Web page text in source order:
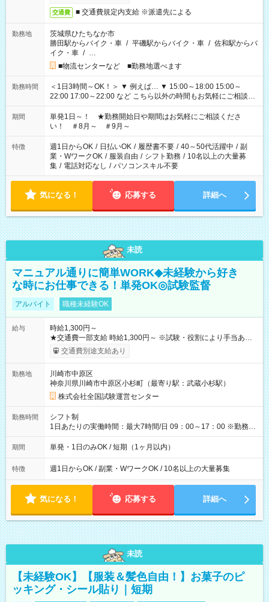
交通費 ■ 交通費規定内支給 ※派遣先による
勤務地
茨城県ひたちなか市
勝田駅からバイク・車 / 平磯駅からバイク・車 / 佐和駅からバ
イク・車 / …
■物流センターなど ■勤務地選べます
勤務時間
＜1日3時間～OK！＞ ▼ 例えば… ▼ 15:00～18:00 15:00～
22:00 17:00～22:00 など こちら以外の時間もお気軽にご相談く
ださい！
期間
単発1日～！ ★勤務開始日や期間はお気軽にご相談くださ
い！ ＃8月～ ＃9月～
特徴 週1日からOK / 日払いOK / 履歴書不要 / 40～50代活躍中 / 副
業・WワークOK / 服装自由 / シフト勤務 / 10名以上の大量募
集 / 電話対応なし / パソコンスキル不要
気になる！ 応募する 詳細へ
未読
マニュアル通りに簡単WORK◆未経験から好き
な時にお仕事できる！単発OK◎試験監督
アルバイト 職種未経験OK
給与
時給1,300円～
★交通費一部支給 時給1,300円～ ※試験・役割により手当あり
※勤務回数により昇給あり 【即給（前払い）オプションあ
り！】 希望される場合、勤務から1週間ほどで給与の一部を受け
例】 ・河合塾模擬試験 8:30～17:30（休憩1時間） 時給1,300円
×8時間＝日収10,400円＋交通費 ※当日の役割により時給＋100
円の場合あり ・国家試験 7:00～13:30（休憩なし） 時給1,300
円（役割手当＋100円）×6時間＝日収8,400円＋交通費 【試用期
間】試用期間なし
交通費別途支給あり
勤務地
川崎市中原区
神奈川県川崎市中原区小杉町（最寄り駅：武蔵小杉駅）
株式会社全国試験運営センター
勤務時間
シフト制
1日あたりの実働時間：最大7時間/日 09：00～17：00 ※勤務時
間は 試験により異なります。
期間 単発・1日のみOK / 短期（1ヶ月以内）
特徴 週1日からOK / 副業・WワークOK / 10名以上の大量募集
気になる！ 応募する 詳細へ
未読
【未経験OK】【服装＆髪色自由！】お菓子のピ
ッキング・シール貼り｜短期